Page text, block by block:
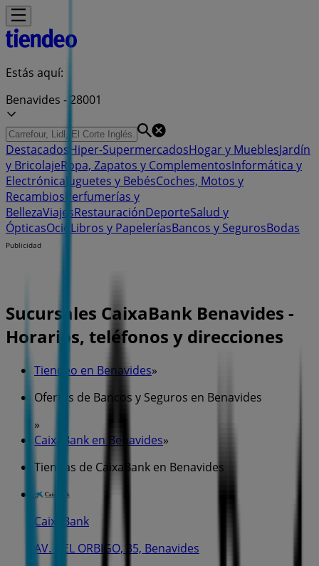
Estás aquí:
Benavides - 28001
Destacados Hiper-SupermercadosHogar y MueblesJardín
y BricolajeRopa, Zapatos y ComplementosInformática y
Electrónica Juguetes y BebésCoches, Motos y
Recambios Perfumerías y
BellezaViajesRestauraciónDeporteSalud y
ÓpticasOcio Libros y PapeleríasBancos y SegurosBodas
Publicidad
Sucursales CaixaBank Benavides -
Horarios, teléfonos y direcciones
Tiendeo en Benavides»
Ofertas de Bancos y Seguros en Benavides
»
CaixaBank en Benavides»
Tiendas de CaixaBank en Benavides
CaixaBank
AV. DEL ORBIGO, 35, Benavides